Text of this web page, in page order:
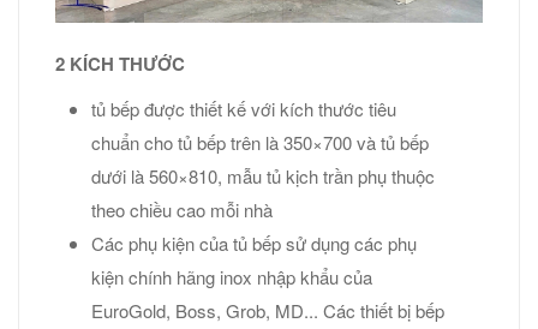
2 KÍCH THƯỚC
tủ bếp được thiết kế với kích thước tiêu
chuẩn cho tủ bếp trên là 350×700 và tủ bếp
dưới là 560×810, mẫu tủ kịch trần phụ thuộc
theo chiều cao mỗi nhà
Các phụ kiện của tủ bếp sử dụng các phụ
kiện chính hãng inox nhập khẩu của
EuroGold, Boss, Grob, MD... Các thiết bị bếp